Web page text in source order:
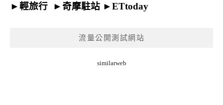
►輕旅行 ► 奇摩駐站 ►ETtoday
流量公開測試網站
similarweb